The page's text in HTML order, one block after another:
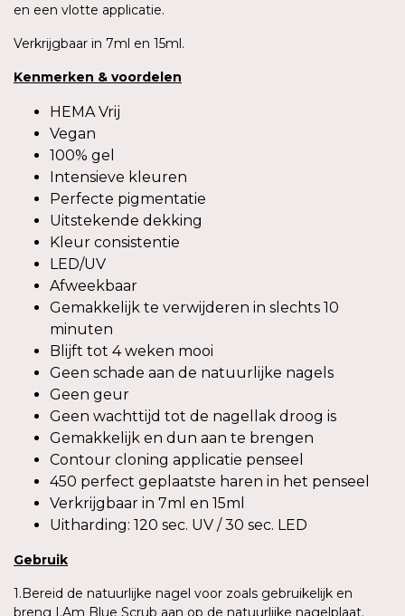
en een vlotte applicatie.
Verkrijgbaar in 7ml en 15ml.
Kenmerken & voordelen
HEMA Vrij
Vegan
100% gel
Intensieve kleuren
Perfecte pigmentatie
Uitstekende dekking
Kleur consistentie
LED/UV
Afweekbaar
Gemakkelijk te verwijderen in slechts 10
minuten
Blijft tot 4 weken mooi
Geen schade aan de natuurlijke nagels
Geen geur
Geen wachttijd tot de nagellak droog is
Gemakkelijk en dun aan te brengen
Contour cloning applicatie penseel
450 perfect geplaatste haren in het penseel
Verkrijgbaar in 7ml en 15ml
Uitharding: 120 sec. UV / 30 sec. LED
Gebruik
1.Bereid de natuurlijke nagel voor zoals gebruikelijk en
breng I.Am Blue Scrub aan op de natuurlijke nagelplaat.